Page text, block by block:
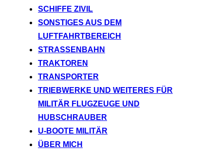
SCHIFFE ZIVIL
SONSTIGES AUS DEM
LUFTFAHRTBEREICH
STRASSENBAHN
TRAKTOREN
TRANSPORTER
TRIEBWERKE UND WEITERES FÜR
MILITÄR FLUGZEUGE UND
HUBSCHRAUBER
U-BOOTE MILITÄR
ÜBER MICH